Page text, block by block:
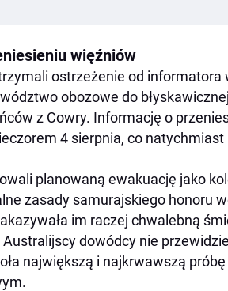
więźniów
ostrzeżenie od informatora
obozowe do
z Cowry. Informację o
4 sierpnia, co natychmiast
planowaną ewakuację jako
zasady samurajskiego honoru
im raczej chwalebną
dowódcy nie
największą i najkrwawszą